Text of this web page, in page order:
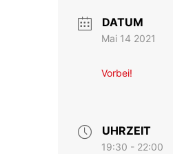
DATUM
Mai 14 2021
Vorbei!
UHRZEIT
19:30 - 22:00